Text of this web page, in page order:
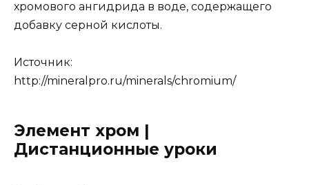
хромового ангидрида в воде, содержащего
добавку серной кислоты.
Источник:
http://mineralpro.ru/minerals/chromium/
Элемент хром |
Дистанционные уроки